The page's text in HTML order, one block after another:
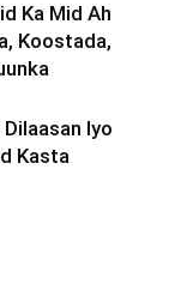
Ka Mid Ah
Koostada,
Iyo
Kasta